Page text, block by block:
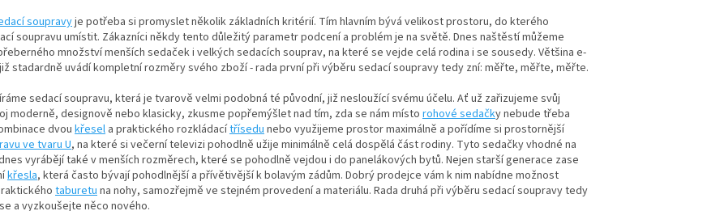
soupravyje potřeba si promyslet několik základních kritérií. Tím hlavním bývá velikost prostoru, do kterého
soupravu umístit. Zákazníci někdy tento důležitý parametr podcení a problém je na světě. Dnes naštěstí můžeme
množství menších sedaček i velkých sedacích souprav, na které se vejde celá rodina i se sousedy. Většina e-
stadardně uvádí kompletní rozměry svého zboží - rada první při výběru sedací soupravy tedy zní: měřte, měřte, měřte.
sedací soupravu, která je tvarově velmi podobná té původní, již nesloužící svému účelu. Ať už zařizujeme svůj
moderně, designově nebo klasicky, zkusme popřemýšlet nad tím, zda se nám místo rohové sedačky nebude třeba
dvou křesel a praktického rozkládacítřísedu nebo využijeme prostor maximálně a pořídíme si prostornější
ve tvaru U, na které si večerní televizi pohodlně užije minimálně celá dospělá část rodiny. Tyto sedačky vhodné na
vyrábějí také v menších rozměrech, které se pohodlně vejdou i do panelákových bytů. Nejen starší generace zase
křesla, která často bývají pohodlnější a přívětivější k bolavým zádům. Dobrý prodejce vám k nim nabídne možnost
taburetu na nohy, samozřejmě ve stejném provedení a materiálu. Rada druhá při výběru sedací soupravy tedy
a vyzkoušejte něco nového.